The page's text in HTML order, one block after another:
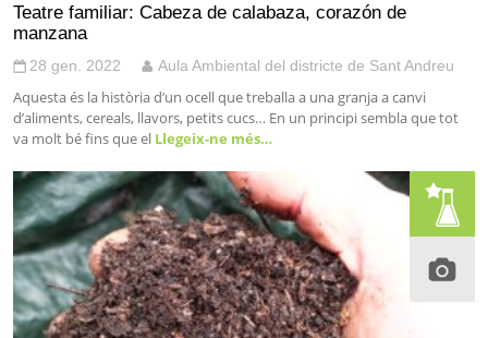
Teatre familiar: Cabeza de calabaza, corazón de
manzana
28 gen. 2022 Aula Ambiental del districte de Sant Andreu
Aquesta és la història d’un ocell que treballa a una granja a canvi
d’aliments, cereals, llavors, petits cucs… En un principi sembla que tot
va molt bé fins que el Llegeix-ne més…